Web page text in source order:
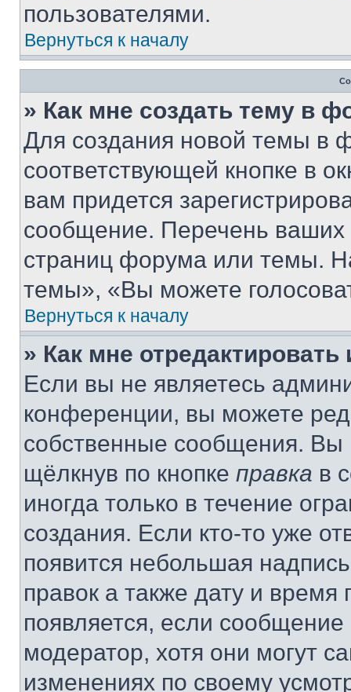
пользователями.
Вернуться к началу
» Как мне создать тему в
Для создания новой темы в
соответствующей кнопке в
вам придется
сообщение. Перечень ваших
страниц форума или темы.
темы», «Вы можете
Вернуться к началу
» Как мне
Если вы не являетесь
конференции, вы можете
собственные сообщения. Вы
щёлкнув по кнопке правка в
иногда только в течение
создания. Если кто-то уже
появится небольшая
правок а также дату и
появляется, если
модератор, хотя они могут
изменениях по своему